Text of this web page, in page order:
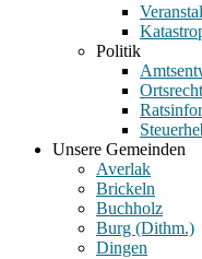
Politik
Ortsrecht
Unsere Gemeinden
Averlak
Brickeln
Buchholz
Burg (Dithm.)
Dingen